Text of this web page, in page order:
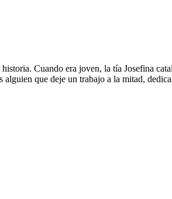
Cuando era joven, la tía Josefina
que deje un trabajo a la mitad,